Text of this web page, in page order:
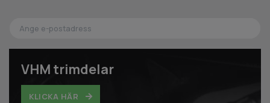
VHM trimdelar
KLICKA HÄR